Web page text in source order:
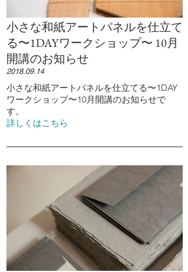
小さな和紙アートパネルを仕立て
る〜1DAYワークショップ〜 10月
開講のお知らせ
2018.09.14
小さな和紙アートパネルを仕立てる〜1DAY
ワークショップ〜10月開講のお知らせで
す。
詳しくはこちら